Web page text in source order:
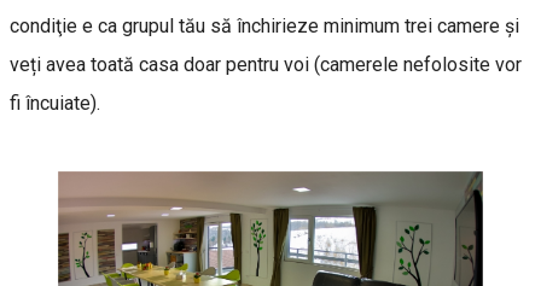
condiţie e ca grupul tău să închirieze minimum trei camere şi
veți avea toată casa doar pentru voi (camerele nefolosite vor
fi încuiate).